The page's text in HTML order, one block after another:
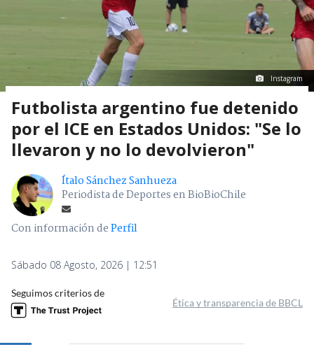
Instagram
Futbolista argentino fue detenido
por el ICE en Estados Unidos: "Se lo
llevaron y no lo devolvieron"
Ítalo Sánchez Sanhueza
Periodista de Deportes en BioBioChile
Con información dePerfil
Sábado 08 Agosto, 2026 | 12:51
Seguimos criterios de
Ética y transparencia de BBCL